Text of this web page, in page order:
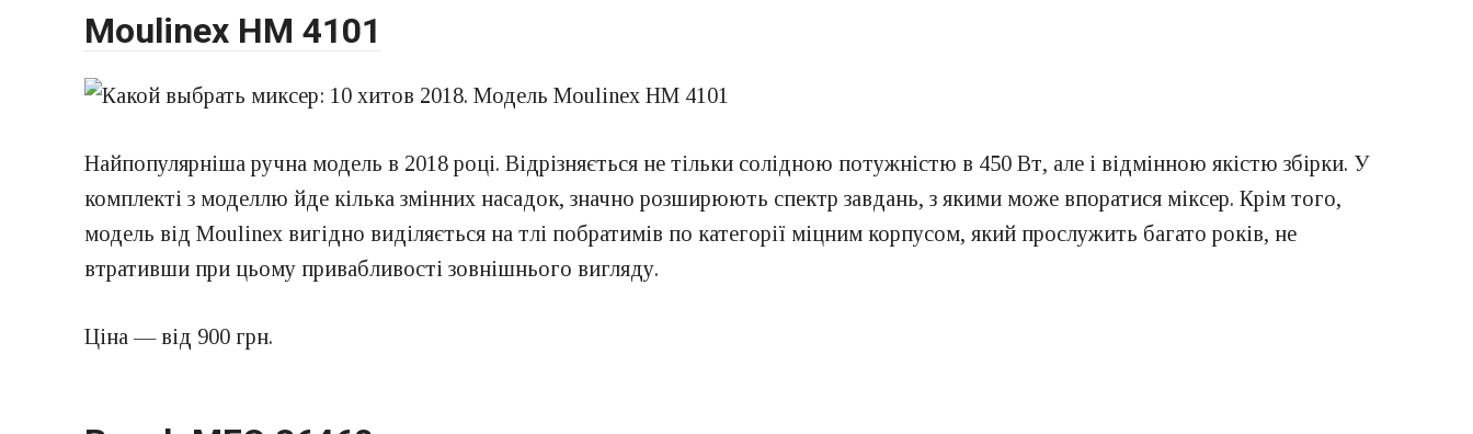
Moulinex HM 4101
Найпопулярніша ручна модель в 2018 році. Відрізняється не тільки солідною потужністю в 450 Вт, але і відмінною якістю збірки. У
комплекті з моделлю йде кілька змінних насадок, значно розширюють спектр завдань, з якими може впоратися міксер. Крім того,
модель від Moulinex вигідно виділяється на тлі побратимів по категорії міцним корпусом, який прослужить багато років, не
втративши при цьому привабливості зовнішнього вигляду.
Ціна — від 900 грн.